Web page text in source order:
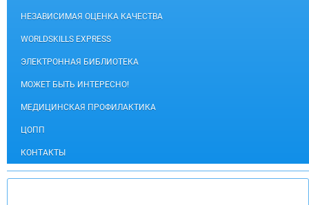
НЕЗАВИСИМАЯ ОЦЕНКА КАЧЕСТВА
WORLDSKILLS EXPRESS
ЭЛЕКТРОННАЯ БИБЛИОТЕКА
МОЖЕТ БЫТЬ ИНТЕРЕСНО!
МЕДИЦИНСКАЯ ПРОФИЛАКТИКА
ЦОПП
КОНТАКТЫ